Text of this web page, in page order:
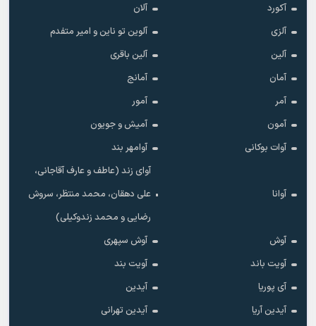
آکورد
آلان
آلزی
آلوین تو ناین و امیر متفدم
آلین
آلین باقری
آمان
آمانج
آمر
آمور
آمون
آمیش و جویون
آوات بوکانی
آوامهر بند
آوانا
آوای زند (عاطف و عارف آقاجانی،
علی دهقان، محمد منتظر، سروش
رضایی و محمد زندوکیلی)
آوش
آوش سپهری
آویت باند
آویت بند
آی پوریا
آیدین
آیدین آریا
آیدین تهرانی